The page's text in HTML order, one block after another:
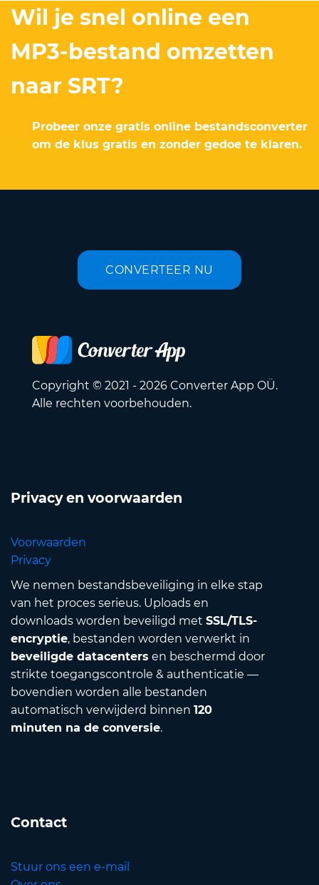
Wil je snel online een
MP3-bestand omzetten
naar SRT?
Probeer onze gratis online bestandsconverter
om de klus gratis en zonder gedoe te klaren.
CONVERTEER NU
Copyright © 2021 - 2026 Converter App OÜ.
Alle rechten voorbehouden.
Privacy en voorwaarden
Voorwaarden
Privacy
We nemen bestandsbeveiliging in elke stap
van het proces serieus. Uploads en
downloads worden beveiligd met SSL/TLS-
encryptie, bestanden worden verwerkt in
beveiligde datacenters en beschermd door
strikte toegangscontrole & authenticatie —
bovendien worden alle bestanden
automatisch verwijderd binnen 120
minuten na de conversie.
Contact
Stuur ons een e-mail